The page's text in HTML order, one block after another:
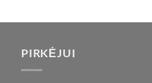
PIRKĖJUI